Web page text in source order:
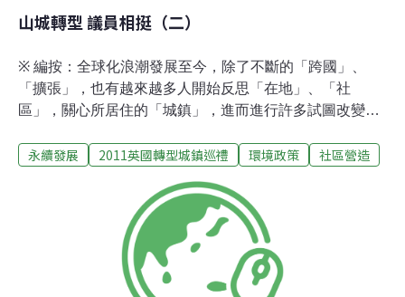
山城轉型 議員相挺（二）
※ 編按：全球化浪潮發展至今，除了不斷的「跨國」、
「擴張」，也有越來越多人開始反思「在地」、「社
區」，關心所居住的「城鎮」，進而進行許多試圖改變現
和現況，並透過與區議員羅勃．芬特的對談，瞭解政府如
改變的是什麼？他們又是怎麼推行這些改變的計畫呢？請
看本日專欄。轉型城鎮運動改變了什麼？過去人們要改變
環境的方式，要不透過個人經營自己的小生活圈，做好像
是資源回收的工作、隨手關燈之類的動作，要不就是透過
集體抗議、希望政府相關單位能做些事情來改變事態，但
永續發展 2011英國轉型城鎮巡禮 環境政策 社區營造